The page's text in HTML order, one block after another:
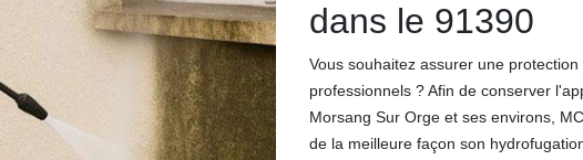
dans le 91390
Vous souhaitez assurer une
professionnels ? Afin de conserver
Morsang Sur Orge et ses environs,
de la meilleure façon son